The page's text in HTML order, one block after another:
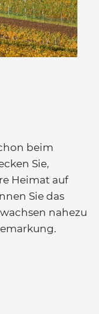
beim
Sie,
Heimat auf
Sie das
nahezu